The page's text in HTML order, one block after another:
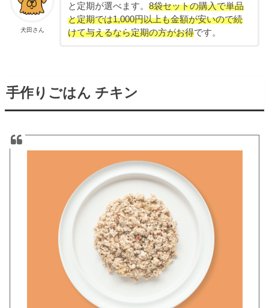
犬田さん
と定期が選べます。 8袋セットの購入で単品
と定期では1,000円以上も金額が安いので続
けて与えるなら定期の方がお得です。
手作りごはん チキン